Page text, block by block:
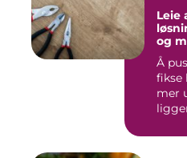
Leie
og
Å
fikse
mer